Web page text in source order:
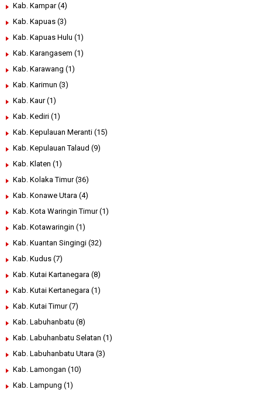
Kab. Kampar (4)
Kab. Kapuas (3)
Kab. Kapuas Hulu (1)
Kab. Karangasem (1)
Kab. Karawang (1)
Kab. Karimun (3)
Kab. Kaur (1)
Kab. Kediri (1)
Kab. Kepulauan Meranti (15)
Kab. Kepulauan Talaud (9)
Kab. Klaten (1)
Kab. Kolaka Timur (36)
Kab. Konawe Utara (4)
Kab. Kota Waringin Timur (1)
Kab. Kotawaringin (1)
Kab. Kuantan Singingi (32)
Kab. Kudus (7)
Kab. Kutai Kartanegara (8)
Kab. Kutai Kertanegara (1)
Kab. Kutai Timur (7)
Kab. Labuhanbatu (8)
Kab. Labuhanbatu Selatan (1)
Kab. Labuhanbatu Utara (3)
Kab. Lamongan (10)
Kab. Lampung (1)